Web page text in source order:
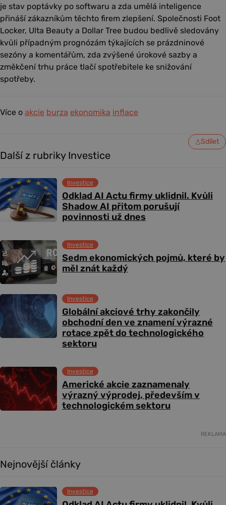
je stav poptávky po softwaru a zda umělá inteligence
přináší zákazníkům těchto firem zlepšení. Společnosti Foot
Locker, Ulta Beauty a Dollar Tree budou bedlivě sledovány
kvůli případným prognózám týkajících se prázdninové
sezóny a komentářům, zda zvýšené úrokové sazby a
změkčení trhu práce tlačí spotřebitele ke snižování
spotřeby.
Více o akcie burza ekonomika inflace
Sdílet
Další z rubriky Investice
Odklad AI Actu firmy uklidnil. Kvůli
Shadow AI přitom porušují
povinnosti už dnes
Investice
Sedm ekonomických pojmů, které by
měl znát každý
Investice
Globální akciové trhy zakončily
obchodní den ve znamení výrazné
rotace zpět do technologického
sektoru
Investice
Americké akcie zaznamenaly
výrazný výprodej, především v
technologickém sektoru
Investice
REKLAMA
Nejnovější články
Investice